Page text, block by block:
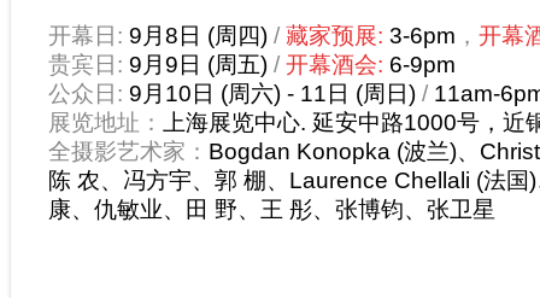
开幕日: 9月8日 (周四) / 藏家预展: 3-6pm ， 开幕
贵宾日: 9月9日 (周五) / 开幕酒会: 6-9pm
公众日: 9月10日 (周六) - 11日 (周日) / 11am-
展览地址：
上海展览中心. 延安中路1000号，近
全摄影艺术家： Bogdan Konopka (波兰)、
陈 农、冯方宇、郭 棚、 Laurence Chellali (法国
康、仇敏业、田 野、王 彤、张博钧、张卫星